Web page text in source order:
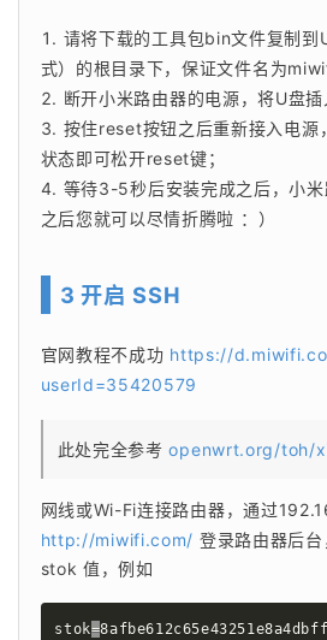
请将下载的工具包bin文件复制到
式）的根目录下，保证文件名为
断开小米路由器的电源，将U盘插
按住reset按钮之后重新接入电源
状态即可松开reset键；
等待3-5秒后安装完成之后，小米
之后您就可以尽情折腾啦 ：）
3 开启 SSH
官网教程不成功 https://
userId=35420579
此处完全参考 openwrt.org/toh/
http://miwifi.com/ 登录路由器后
stok 值，例如
stok=